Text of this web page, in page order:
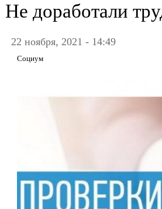
Не доработали
22 ноября, 2021 - 14:49
Социум